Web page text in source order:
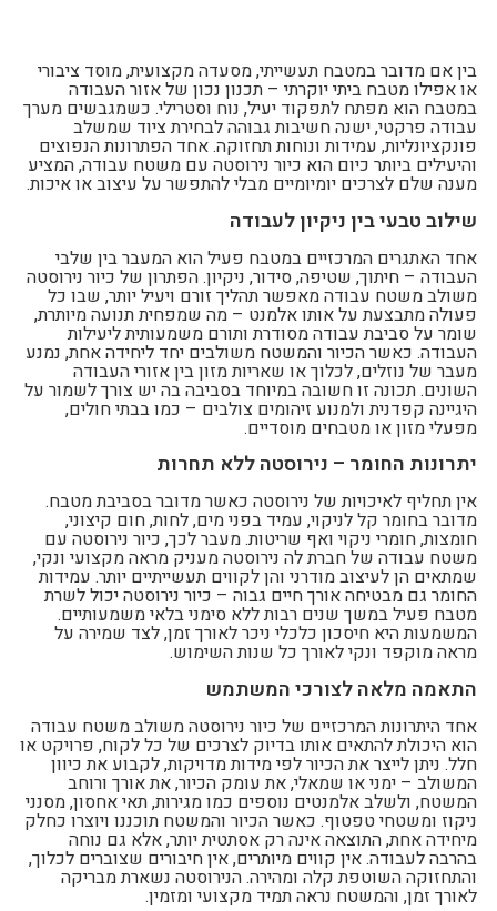
בין אם מדובר במטבח תעשייתי, מסעדה מקצועית, מוסד ציבורי
או אפילו מטבח ביתי יוקרתי – תכנון נכון של אזור העבודה
במטבח הוא מפתח לתפקוד יעיל, נוח וסטרילי. כשמגבשים מערך
עבודה פרקטי, ישנה חשיבות גבוהה לבחירת ציוד שמשלב
פונקציונליות, עמידות ונוחות תחזוקה. אחד הפתרונות הנפוצים
והיעילים ביותר כיום הוא כיור נירוסטה עם משטח עבודה, המציע
מענה שלם לצרכים יומיומיים מבלי להתפשר על עיצוב או איכות.
שילוב טבעי בין ניקיון לעבודה
אחד האתגרים המרכזיים במטבח פעיל הוא המעבר בין שלבי
העבודה – חיתוך, שטיפה, סידור, ניקיון. הפתרון של כיור נירוסטה
משולב משטח עבודה מאפשר תהליך זורם ויעיל יותר, שבו כל
פעולה מתבצעת על אותו אלמנט – מה שמפחית תנועה מיותרת,
שומר על סביבת עבודה מסודרת ותורם משמעותית ליעילות
העבודה. כאשר הכיור והמשטח משולבים יחד ליחידה אחת, נמנע
מעבר של נוזלים, לכלוך או שאריות מזון בין אזורי העבודה
השונים. תכונה זו חשובה במיוחד בסביבה בה יש צורך לשמור על
היגיינה קפדנית ולמנוע זיהומים צולבים – כמו בבתי חולים,
מפעלי מזון או מטבחים מוסדיים.
יתרונות החומר – נירוסטה ללא תחרות
אין תחליף לאיכויות של נירוסטה כאשר מדובר בסביבת מטבח.
מדובר בחומר קל לניקוי, עמיד בפני מים, לחות, חום קיצוני,
חומצות, חומרי ניקוי ואף שריטות. מעבר לכך, כיור נירוסטה עם
משטח עבודה של חברת לה נירוסטה מעניק מראה מקצועי ונקי,
שמתאים הן לעיצוב מודרני והן לקווים תעשייתיים יותר. עמידות
החומר גם מבטיחה אורך חיים גבוה – כיור נירוסטה יכול לשרת
מטבח פעיל במשך שנים רבות ללא סימני בלאי משמעותיים.
המשמעות היא חיסכון כלכלי ניכר לאורך זמן, לצד שמירה על
מראה מוקפד ונקי לאורך כל שנות השימוש.
התאמה מלאה לצורכי המשתמש
אחד היתרונות המרכזיים של כיור נירוסטה משולב משטח עבודה
הוא היכולת להתאים אותו בדיוק לצרכים של כל לקוח, פרויקט או
חלל. ניתן לייצר את הכיור לפי מידות מדויקות, לקבוע את כיוון
המשולב – ימני או שמאלי, את עומק הכיור, את אורך ורוחב
המשטח, ולשלב אלמנטים נוספים כמו מגירות, תאי אחסון, מסנני
ניקוז ומשטחי טפטוף. כאשר הכיור והמשטח תוכננו ויוצרו כחלק
מיחידה אחת, התוצאה אינה רק אסתטית יותר, אלא גם נוחה
בהרבה לעבודה. אין קווים מיותרים, אין חיבורים שצוברים לכלוך,
והתחזוקה השוטפת קלה ומהירה. הנירוסטה נשארת מבריקה
לאורך זמן, והמשטח נראה תמיד מקצועי ומזמין.